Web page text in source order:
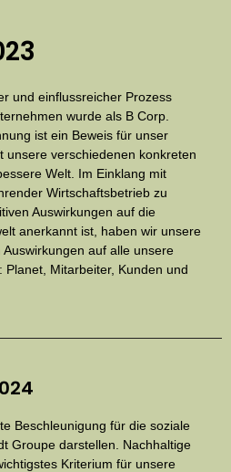
und einflussreicher Prozess
wurde als B Corp.
ist ein Beweis für unser
unsere verschiedenen konkreten
Welt. Im Einklang mit
Wirtschaftsbetrieb zu
Auswirkungen auf die
anerkannt ist, haben wir unsere
auf alle unsere
Planet, Mitarbeiter, Kunden und
Beschleunigung für die soziale
Groupe darstellen. Nachhaltige
Kriterium für unsere